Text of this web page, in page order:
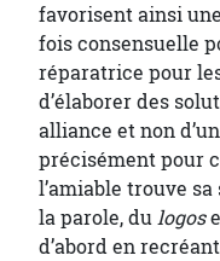
favorisent ainsi
fois consensuelle
réparatrice pour
d’élaborer des
alliance et non
précisément pour
l’amiable trouve
la parole, dulogos
d’abord en